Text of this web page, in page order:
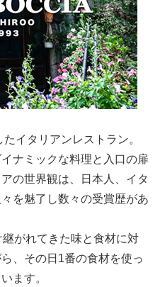
イタリアンレストラン。
ナミックな料理と入口の扉
の世界観は、日本人、イタ
を魅了し数々の受賞歴があ
がれてきた味と食材に対
、その日1番の食材を使っ
ます。